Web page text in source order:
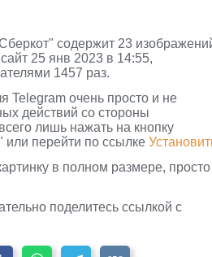
содержит 23
25 янв 2023 в 14:55,
1457 раз.
Telegram очень просто и не
действий со стороны
лишь нажать на кнопку
или перейти по ссылке
в полном размере, просто
поделитесь ссылкой с